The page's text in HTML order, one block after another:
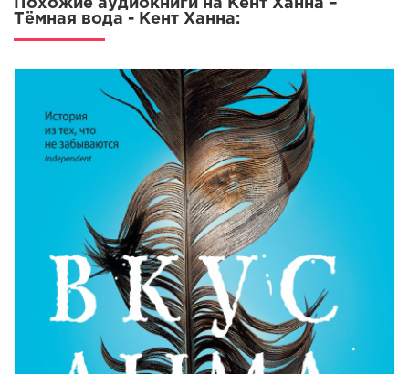
03_18
03_19
03_20
Похожие аудиокниги на Кент Ханна –
Тёмная вода - Кент Ханна: